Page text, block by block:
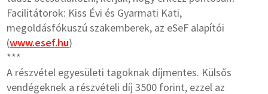
Facilitátorok: Kiss Évi és Gyarmati Kati,
megoldásfókuszú szakemberek, az eSeF alapítói
(www.esef.hu)
***
A részvétel egyesületi tagoknak díjmentes. Külsős
vendégeknek a részvételi díj 3500 forint, ezzel az